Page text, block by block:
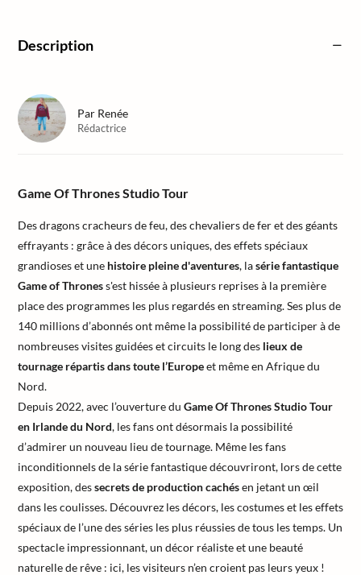
Description
Game Of Thrones Studio Tour
Des dragons cracheurs de feu, des chevaliers de fer et des géants
effrayants : grâce à des décors uniques, des effets spéciaux
grandioses et une histoire pleine d'aventures, lasérie fantastique
Game of Throness'est hissée à plusieurs reprises à la première
place des programmes les plus regardés en streaming. Ses plus de
140 millions d’abonnés ont même la possibilité de participer à de
nombreuses visites guidées et circuits le long des lieux de
tournage répartis dans toute l’Europeet même en Afrique du
Nord.
Depuis 2022, avec l’ouverture du Game Of Thrones Studio Tour
en Irlande du Nord, les fans ont désormais la possibilité
d’admirer un nouveau lieu de tournage. Même les fans
inconditionnels de la série fantastique découvriront, lors de cette
exposition, dessecrets de production cachésen jetant un œil
dans les coulisses. Découvrez les décors, les costumes et les effets
spéciaux de l’une des séries les plus réussies de tous les temps. Un
spectacle impressionnant, un décor réaliste et une beauté
naturelle de rêve : ici, les visiteurs n’en croient pas leurs yeux !
Par Renée
Rédactrice